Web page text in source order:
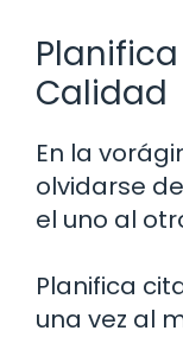
Calidad
En la
olvidarse
el uno al
Planifica
una vez al